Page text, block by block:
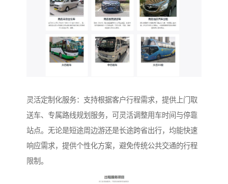
灵活定制化服务：支持根据客户行程需求，提供上门取
送车、专属路线规划服务，可灵活调整用车时间与停靠
站点。无论是短途周边游还是长途跨省出行，均能快速
响应需求，提供个性化方案，避免传统公共交通的行程
限制。